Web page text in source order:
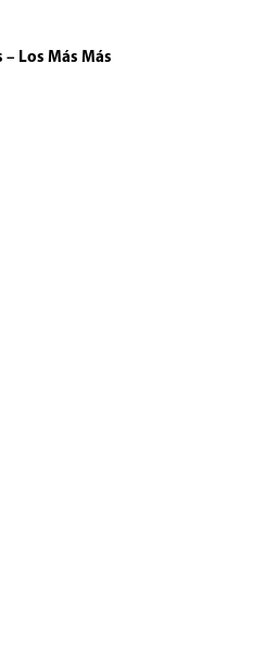
– Los Más Más